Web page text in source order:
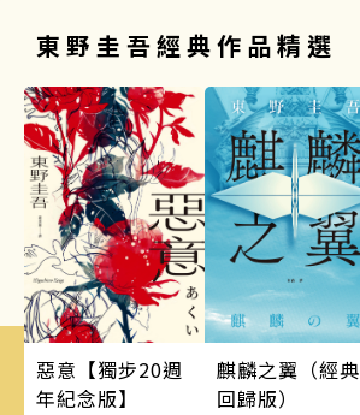
東野圭吾經典作品精選
惡意【獨步20週
年紀念版】
麒麟之翼（經典
回歸版）